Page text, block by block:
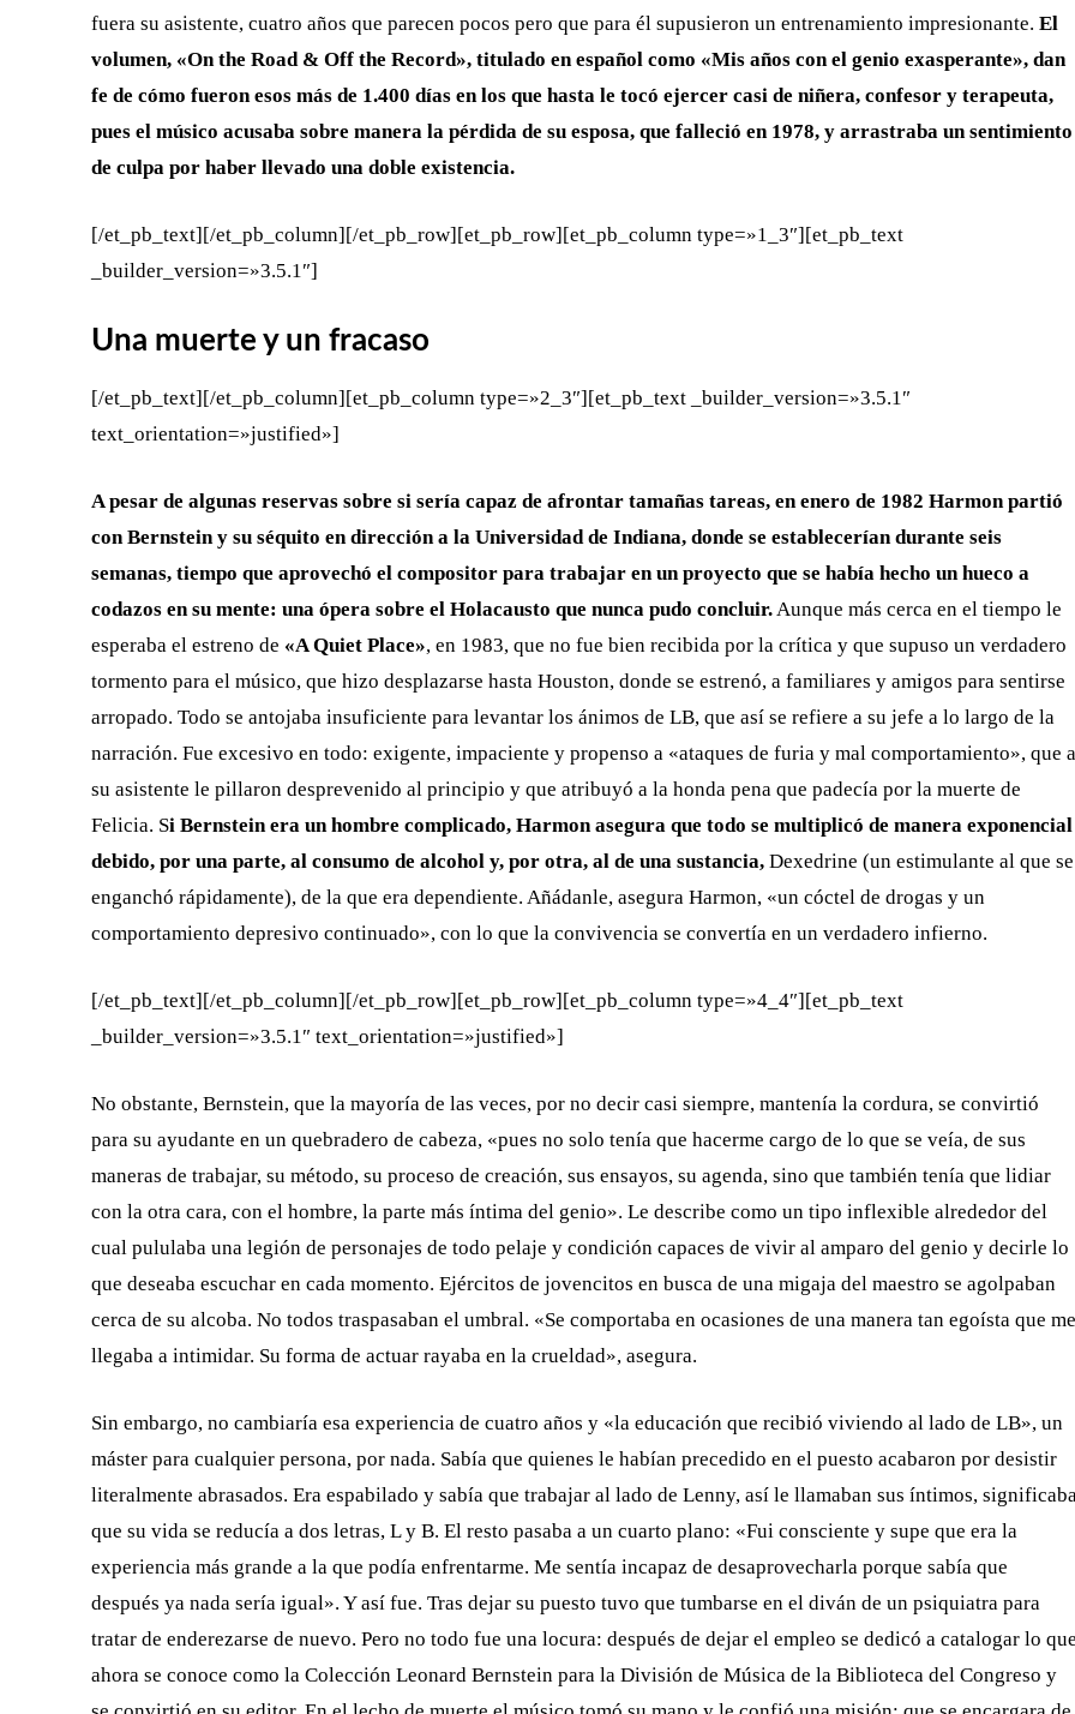
fuera su asistente, cuatro años que parecen pocos pero que para él supusieron un entrenamiento impresionante. El
volumen, «On the Road & Off the Record», titulado en español como «Mis años con el genio exasperante», dan
fe de cómo fueron esos más de 1.400 días en los que hasta le tocó ejercer casi de niñera, confesor y terapeuta,
pues el músico acusaba sobre manera la pérdida de su esposa, que falleció en 1978, y arrastraba un sentimiento
de culpa por haber llevado una doble existencia.
[/et_pb_text][/et_pb_column][/et_pb_row][et_pb_row][et_pb_column type=»1_3″][et_pb_text
_builder_version=»3.5.1″]
Una muerte y un fracaso
[/et_pb_text][/et_pb_column][et_pb_column type=»2_3″][et_pb_text _builder_version=»3.5.1″
text_orientation=»justified»]
A pesar de algunas reservas sobre si sería capaz de afrontar tamañas tareas, en enero de 1982 Harmon partió
con Bernstein y su séquito en dirección a la Universidad de Indiana, donde se establecerían durante seis
semanas, tiempo que aprovechó el compositor para trabajar en un proyecto que se había hecho un hueco a
codazos en su mente: una ópera sobre el Holacausto que nunca pudo concluir.Aunque más cerca en el tiempo le
esperaba el estreno de «A Quiet Place», en 1983, que no fue bien recibida por la crítica y que supuso un verdadero
tormento para el músico, que hizo desplazarse hasta Houston, donde se estrenó, a familiares y amigos para sentirse
arropado. Todo se antojaba insuficiente para levantar los ánimos de LB, que así se refiere a su jefe a lo largo de la
narración. Fue excesivo en todo: exigente, impaciente y propenso a «ataques de furia y mal comportamiento», que a
su asistente le pillaron desprevenido al principio y que atribuyó a la honda pena que padecía por la muerte de
Felicia. Si Bernstein era un hombre complicado, Harmon asegura que todo se multiplicó de manera exponencial
debido, por una parte, al consumo de alcohol y, por otra, al de una sustancia, Dexedrine (un estimulante al que se
enganchó rápidamente), de la que era dependiente. Añádanle, asegura Harmon, «un cóctel de drogas y un
comportamiento depresivo continuado», con lo que la convivencia se convertía en un verdadero infierno.
[/et_pb_text][/et_pb_column][/et_pb_row][et_pb_row][et_pb_column type=»4_4″][et_pb_text
_builder_version=»3.5.1″ text_orientation=»justified»]
No obstante, Bernstein, que la mayoría de las veces, por no decir casi siempre, mantenía la cordura, se convirtió
para su ayudante en un quebradero de cabeza, «pues no solo tenía que hacerme cargo de lo que se veía, de sus
maneras de trabajar, su método, su proceso de creación, sus ensayos, su agenda, sino que también tenía que lidiar
con la otra cara, con el hombre, la parte más íntima del genio». Le describe como un tipo inflexible alrededor del
cual pululaba una legión de personajes de todo pelaje y condición capaces de vivir al amparo del genio y decirle lo
que deseaba escuchar en cada momento. Ejércitos de jovencitos en busca de una migaja del maestro se agolpaban
cerca de su alcoba. No todos traspasaban el umbral. «Se comportaba en ocasiones de una manera tan egoísta que me
llegaba a intimidar. Su forma de actuar rayaba en la crueldad», asegura.
Sin embargo, no cambiaría esa experiencia de cuatro años y «la educación que recibió viviendo al lado de LB», un
máster para cualquier persona, por nada. Sabía que quienes le habían precedido en el puesto acabaron por desistir
literalmente abrasados. Era espabilado y sabía que trabajar al lado de Lenny, así le llamaban sus íntimos,
que su vida se reducía a dos letras, L y B. El resto pasaba a un cuarto plano: «Fui consciente y supe que era la
experiencia más grande a la que podía enfrentarme. Me sentía incapaz de desaprovecharla porque sabía que
después ya nada sería igual». Y así fue. Tras dejar su puesto tuvo que tumbarse en el diván de un psiquiatra para
tratar de enderezarse de nuevo. Pero no todo fue una locura: después de dejar el empleo se dedicó a catalogar lo
ahora se conoce como la Colección Leonard Bernstein para la División de Música de la Biblioteca del Congreso y